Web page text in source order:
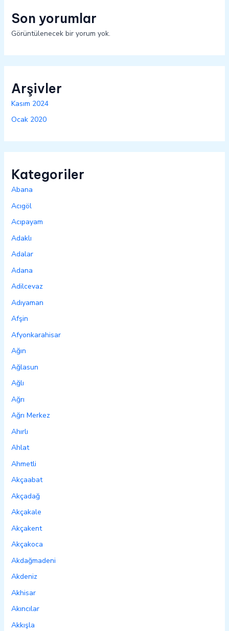
Son yorumlar
Görüntülenecek bir yorum yok.
Arşivler
Kasım 2024
Ocak 2020
Kategoriler
Abana
Acıgöl
Acıpayam
Adaklı
Adalar
Adana
Adilcevaz
Adıyaman
Afşin
Afyonkarahisar
Ağın
Ağlasun
Ağlı
Ağrı
Ağrı Merkez
Ahırlı
Ahlat
Ahmetli
Akçaabat
Akçadağ
Akçakale
Akçakent
Akçakoca
Akdağmadeni
Akdeniz
Akhisar
Akıncılar
Akkışla